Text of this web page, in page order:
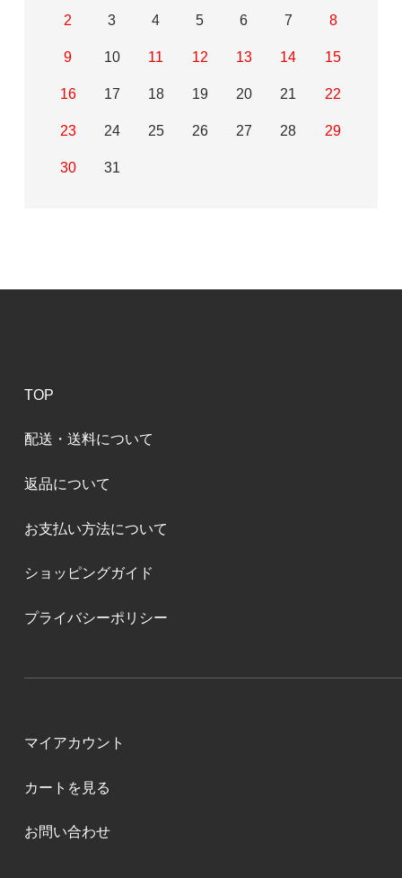
2 3 4 5 6 7 8
9 10 11 12 13 14 15
16 17 18 19 20 21 22
23 24 25 26 27 28 29
30 31
TOP
配送・送料について
返品について
お支払い方法について
ショッピングガイド
プライバシーポリシー
マイアカウント
カートを見る
お問い合わせ